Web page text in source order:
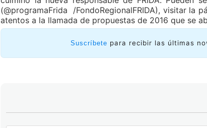
(@programaFrida /FondoRegionalFRIDA), visitar la
atentos a la llamada de propuestas de 2016 que se
Suscríbete para recibir las últimas